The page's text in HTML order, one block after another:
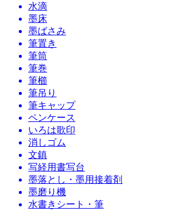
水滴
墨床
墨ばさみ
筆置き
筆筒
筆巻
筆櫛
筆吊り
筆キャップ
ペンケース
いろは歌印
消しゴム
文鎮
写経用書写台
墨落とし・墨用接着剤
墨磨り機
水書きシート・筆